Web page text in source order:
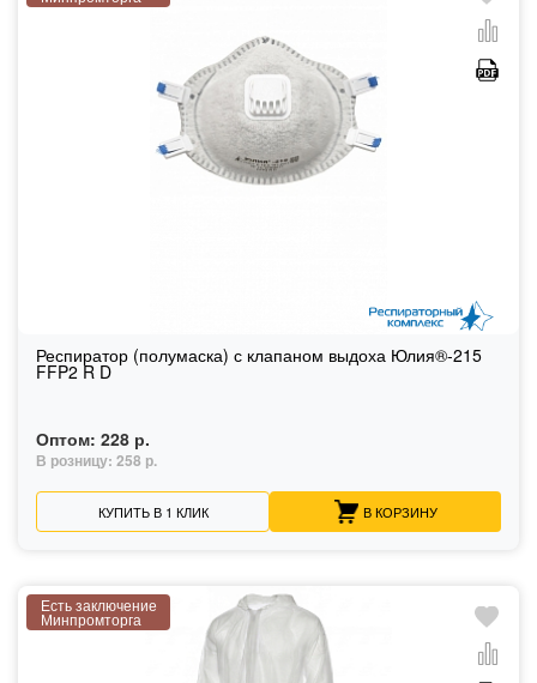
Респиратор (полумаска) с клапаном выдоха Юлия®-215
FFP2 R D
Оптом: 228 р.
В розницу: 258 р.
КУПИТЬ В 1 КЛИК В КОРЗИНУ
Есть заключение
Минпромторга